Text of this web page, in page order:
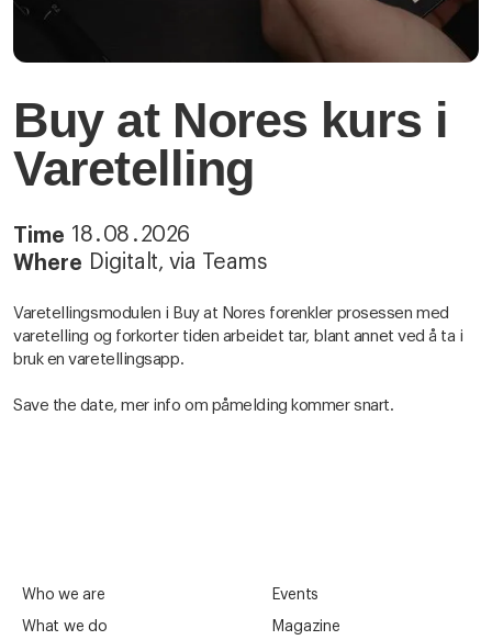
Buy at Nores kurs i
Varetelling
Time 18 . 08 . 2026
Where Digitalt, via Teams
Varetellingsmodulen i Buy at Nores forenkler prosessen med
varetelling og forkorter tiden arbeidet tar, blant annet ved å ta i
bruk en varetellingsapp.
Save the date, mer info om påmelding kommer snart.
Who we are
What we do
Events
Magazine